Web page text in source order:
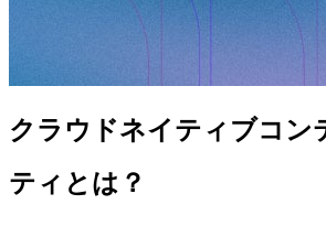
クラウドネイティブコン
ティとは？